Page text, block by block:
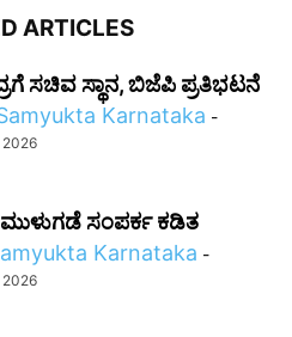
ARTICLES
ಸಚಿವ ಸ್ಥಾನ, ಬಿಜೆಪಿ ಪ್ರತಿಭಟನೆ
Karnataka -
2026
ಮುಳುಗಡೆ ಸಂಪರ್ಕ ಕಡಿತ
Karnataka -
2026